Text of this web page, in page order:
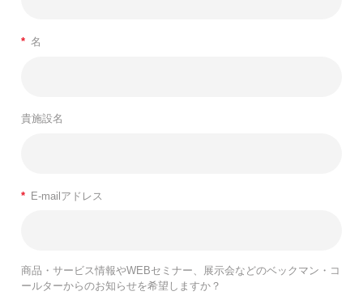
* 名
貴施設名
* E-mailアドレス
商品・サービス情報やWEBセミナー、展示会などのベックマン・コ
ールターからのお知らせを希望しますか？